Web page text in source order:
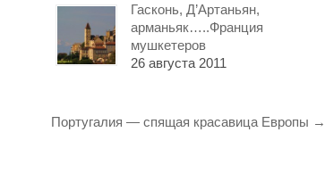
Гасконь, Д’Артаньян,
арманьяк…..Франция
мушкетеров
26 августа 2011
Португалия — спящая красавица Европы →